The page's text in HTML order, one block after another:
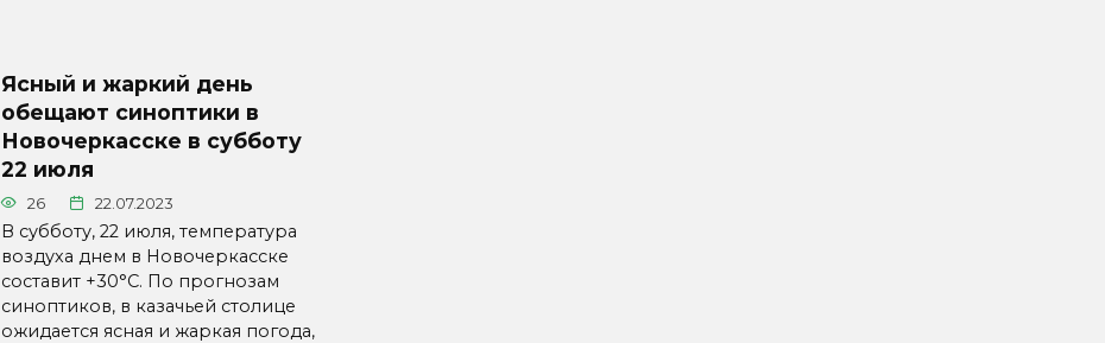
Ясный и жаркий день
обещают синоптики в
Новочеркасске в субботу
22 июля
26 22.07.2023
В субботу, 22 июля, температура
воздуха днем в Новочеркасске
составит +30°C. По прогнозам
синоптиков, в казачьей столице
ожидается ясная и жаркая погода,